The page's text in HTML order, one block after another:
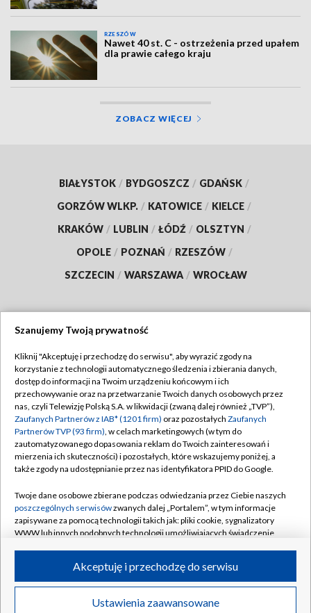
RZESZÓW
Nawet 40 st. C - ostrzeżenia przed upałem
dla prawie całego kraju
ZOBACZ WIĘCEJ
BIAŁYSTOK / BYDGOSZCZ / GDAŃSK /
GORZÓW WLKP. / KATOWICE / KIELCE /
KRAKÓW / LUBLIN / ŁÓDŹ / OLSZTYN /
OPOLE / POZNAŃ / RZESZÓW /
SZCZECIN / WARSZAWA / WROCŁAW
TVP
Abonament TVP
Emisja w TVP
Centrum informacji TVP
Naziemna Telewizja Cyfrowa
Rada Programowa
System NOS
Informacje o nadawcy
Program dla prasy
Regulamin TVP
Polityka prywatności
Moje zgody
Pomoc
Kontakt
Kanały
©2026 Telewizja Polska S.A. w likwidacji
Szanujemy Twoją prywatność
Kliknij "Akceptuję i przechodzę do serwisu", aby wyrazić zgody na
korzystanie z technologii automatycznego śledzenia i zbierania danych,
dostęp do informacji na Twoim urządzeniu końcowym i ich
przechowywanie oraz na przetwarzanie Twoich danych osobowych przez
nas, czyli Telewizję Polską S.A. w likwidacji (zwaną dalej również „TVP”),
Zaufanych Partnerów z IAB* (1201 firm) oraz pozostałych Zaufanych
Partnerów TVP (93 firm), w celach marketingowych (w tym do
zautomatyzowanego dopasowania reklam do Twoich zainteresowań i
mierzenia ich skuteczności) i pozostałych, które wskazujemy poniżej, a
także zgody na udostępnianie przez nas identyfikatora PPID do Google.
Twoje dane osobowe zbierane podczas odwiedzania przez Ciebie naszych
poszczególnych serwisówzwanych dalej „Portalem”, w tym informacje
zapisywane za pomocą technologii takich jak: pliki cookie, sygnalizatory
WWW lub innych podobnych technologii umożliwiających świadczenie
ruchu w Internecie.
Twoje dane osobowe zbierane podczas odwiedzania przez Ciebie
poszczególnych serwisówna Portalu, takie jak adresy IP, identyfikatory
Ustawienia zaawansowane
Akceptuję i przechodzę do serwisu